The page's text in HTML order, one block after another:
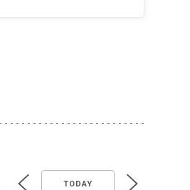
TODAY